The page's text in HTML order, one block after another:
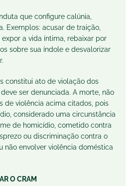
que configure calúnia,
Exemplos: acusar de traição,
a vida íntima, rebaixar por
sobre sua índole e desvalorizar
constitui ato de violação dos
ser denunciada. A morte, não
de violência acima citados, pois
considerado uma circunstância
de homicídio, cometido contra
ou discriminação contra o
não envolver violência doméstica
O CRAM